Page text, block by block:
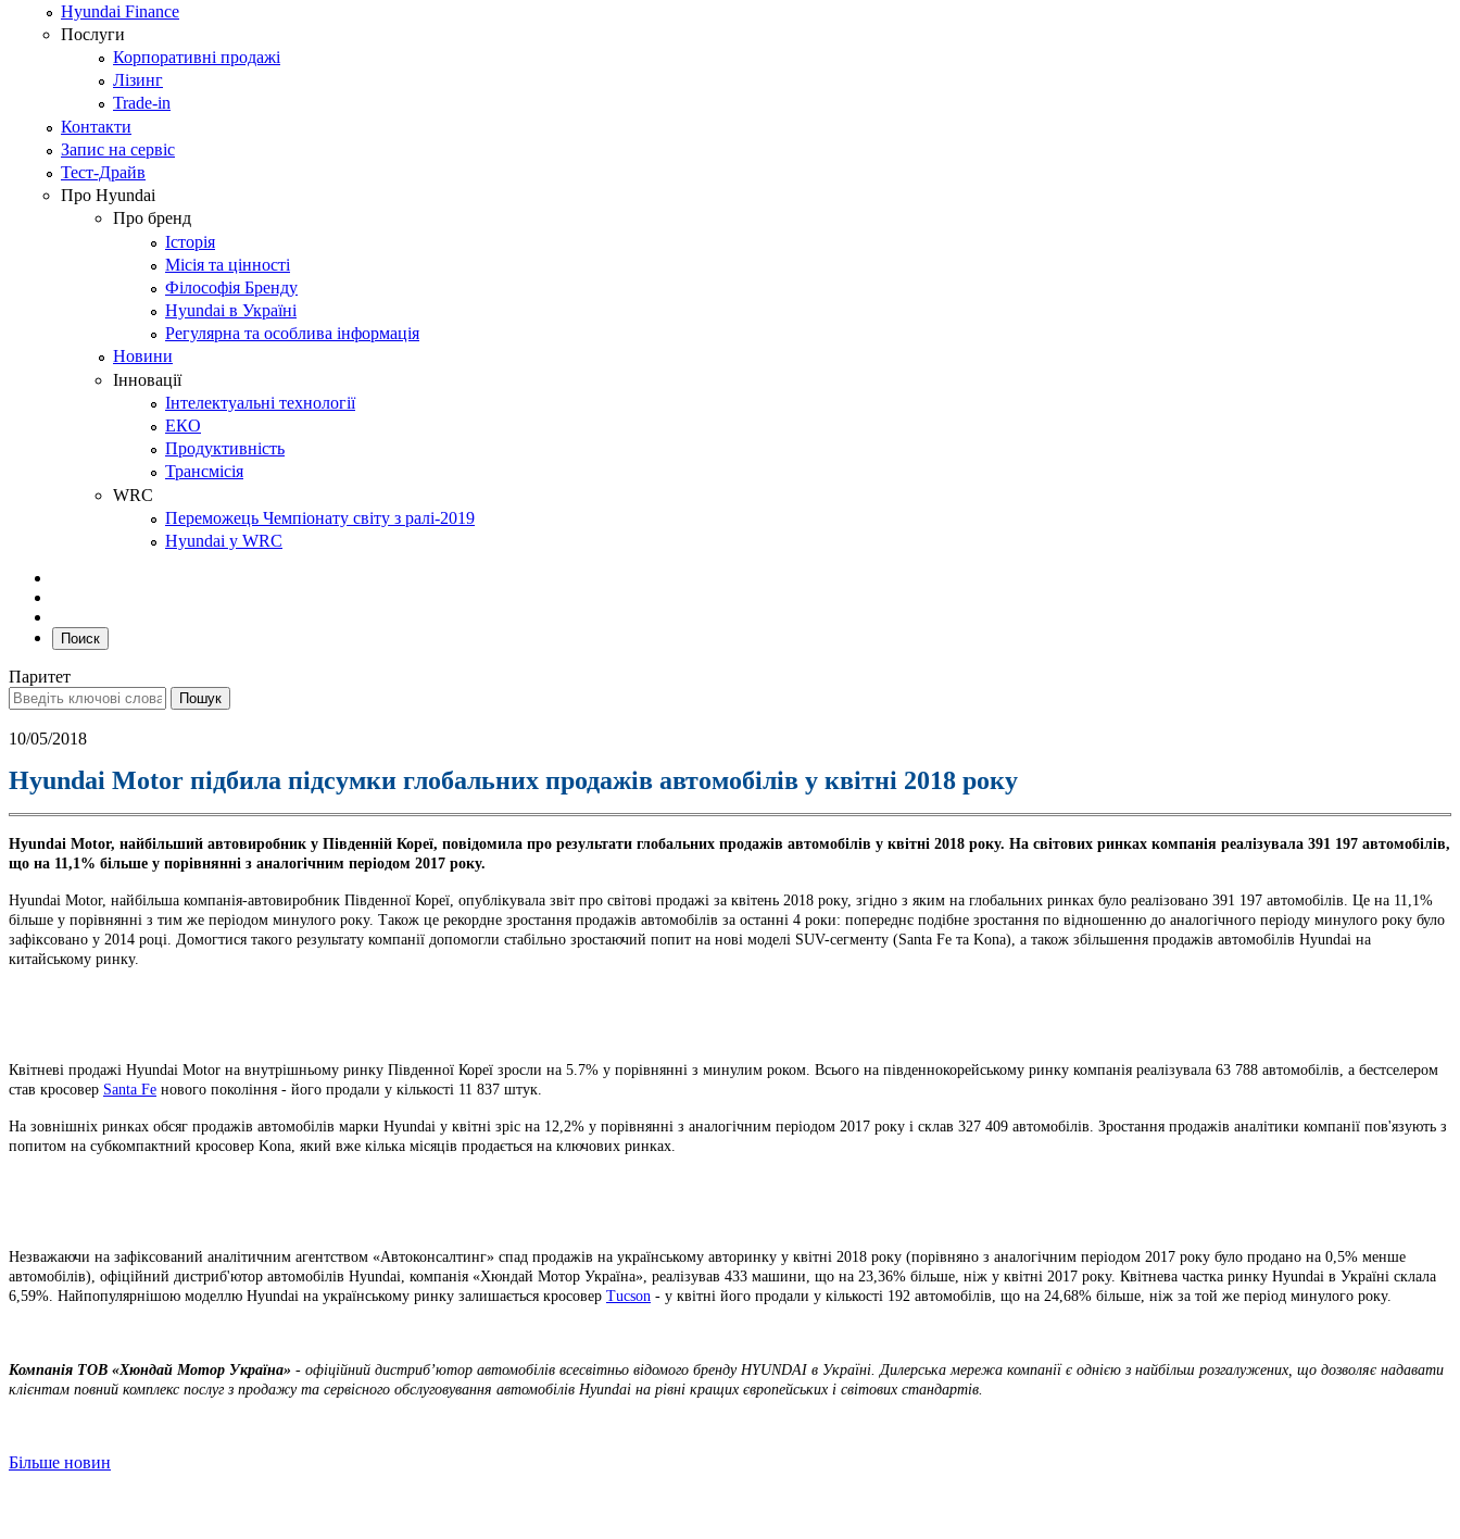
Hyundai Finance
Послуги
Корпоративні продажі
Лізинг
Trade-in
Контакти
Запис на сервіс
Тест-Драйв
Про Hyundai
Про бренд
Історія
Місія та цінності
Філософія Бренду
Hyundai в Україні
Регулярна та особлива інформація
Новини
Інновації
Інтелектуальні технології
ЕКО
Продуктивність
Трансмісія
WRC
Переможець Чемпіонату світу з ралі-2019
Hyundai у WRC
Поиск
Паритет
10/05/2018
Hyundai Motor підбила підсумки глобальних продажів автомобілів у квітні 2018 року
Hyundai Motor, найбільший автовиробник у Південній Кореї, повідомила про результати глобальних продажів автомобілів у квітні 2018 року. На світових ринках компанія реалізувала 391 197 автомобілів,
що на 11,1% більше у порівнянні з аналогічним періодом 2017 року.
Hyundai Motor, найбільша компанія-автовиробник Південної Кореї, опублікувала звіт про світові продажі за квітень 2018 року, згідно з яким на глобальних ринках було реалізовано 391 197 автомобілів. Це на 11,1%
більше у порівнянні з тим же періодом минулого року. Також це рекордне зростання продажів автомобілів за останні 4 роки: попереднє подібне зростання по відношенню до аналогічного періоду минулого року було
зафіксовано у 2014 році. Домогтися такого результату компанії допомогли стабільно зростаючий попит на нові моделі SUV-сегменту (Santa Fe та Kona), а також збільшення продажів автомобілів Hyundai на
китайському ринку.
Квітневі продажі Hyundai Motor на внутрішньому ринку Південної Кореї зросли на 5.7% у порівнянні з минулим роком. Всього на південнокорейському ринку компанія реалізувала 63 788 автомобілів, а бестселером
став кросовер Santa Fe нового покоління - його продали у кількості 11 837 штук.
На зовнішніх ринках обсяг продажів автомобілів марки Hyundai у квітні зріс на 12,2% у порівнянні з аналогічним періодом 2017 року і склав 327 409 автомобілів. Зростання продажів аналітики компанії пов'язують з
попитом на субкомпактний кросовер Kona, який вже кілька місяців продається на ключових ринках.
Незважаючи на зафіксований аналітичним агентством «Автоконсалтинг» спад продажів на українському авторинку у квітні 2018 року (порівняно з аналогічним періодом 2017 року було продано на 0,5% менше
автомобілів), офіційний дистриб'ютор автомобілів Hyundai, компанія «Хюндай Мотор Україна», реалізував 433 машини, що на 23,36% більше, ніж у квітні 2017 року. Квітнева частка ринку Hyundai в Україні склала
6,59%. Найпопулярнішою моделлю Hyundai на українському ринку залишається кросовер Tucson - у квітні його продали у кількості 192 автомобілів, що на 24,68% більше, ніж за той же період минулого року.
Компанія ТOВ «Хюндай Мотор Україна» - офіційний дистриб’ютор автомобілів всесвітньо відомого бренду HYUNDAI в Україні. Дилерська мережа компанії є однією з найбільш розгалужених, що дозволяє надавати
клієнтам повний комплекс послуг з продажу та сервісного обслуговування автомобілів Hyundai на рівні кращих європейських і світових стандартів.
Більше новин